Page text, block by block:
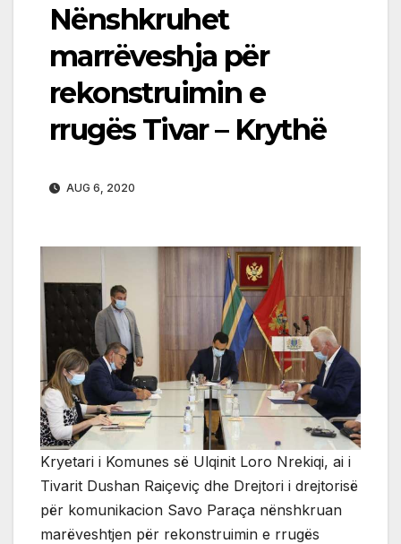
Nënshkruhet
marrëveshja për
rekonstruimin e
rrugës Tivar – Krythë
AUG 6, 2020
Kryetari i Komunes së Ulqinit Loro Nrekiqi, ai i
Tivarit Dushan Raiçeviç dhe Drejtori i drejtorisë
për komunikacion Savo Paraça nënshkruan
marëveshtjen për rekonstruimin e rrugës